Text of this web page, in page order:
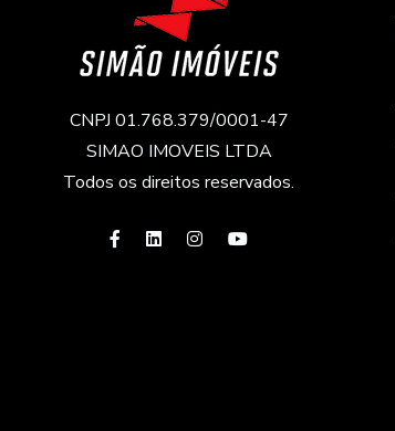
CNPJ 01.768.379/0001-47
SIMAO IMOVEIS LTDA
Todos os direitos reservados.